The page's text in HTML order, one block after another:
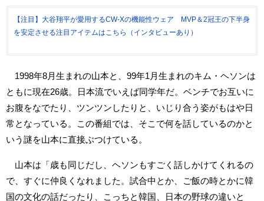
【注目】大谷翔平が愛用するCW-Xの機能性ウェア MVP＆2冠王の下半身
を安定させる注目アイテムはこちら（インタビューあり）
1998年8月生まれの山本と、99年1月生まれのキム・ヘソンは
ともに現在26歳。日本流でいえば同学年だ。ベンチでお互いに
お腹をなでたり、ツンツンしたりと、いじり合う姿がもはや日
常となっている。この番組では、そこで何を話しているのかと
いう謎を山本に直接ぶつけている。
山本は「歳も同じだし、ヘソンもすごく話しかけてくれるの
で、すぐに仲良くなれました。試合中とか、ご飯の時とかに韓
国の文化の話だったり、こっちと韓国、日本の野球の違いと